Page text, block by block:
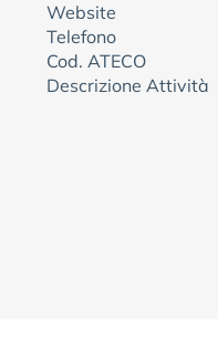
Website
Telefono
Cod. ATECO
Descrizione Attività